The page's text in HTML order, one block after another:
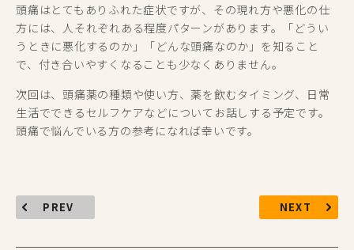
頭痛はとてもありふれた症状ですが、その現れ方や悪化の仕
方には、人それぞれある程度パターンがあります。「どうい
うときに悪化するのか」「どんな頭痛なのか」を知ること
で、付き合いやすくなることも少なくありません。
次回は、頭痛薬の種類や使い方、薬を飲むタイミング、日常
生活でできるセルフケアなどについてお話しする予定です。
頭痛で悩んでいる方の参考になれば幸いです。
PREV NEXT